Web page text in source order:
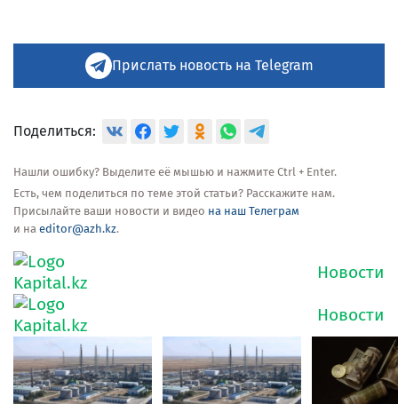
Прислать новость на Telegram
Поделиться:
Нашли ошибку? Выделите её мышью и нажмите Ctrl + Enter.
Есть, чем поделиться по теме этой статьи? Расскажите нам.
Присылайте ваши новости и видео на наш Телеграм
и на editor@azh.kz.